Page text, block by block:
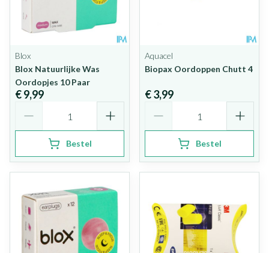
Blox
Blox Natuurlijke Was
Oordopjes 10 Paar
€ 9,99
Bestel
Aquacel
Biopax Oordoppen Chutt 4
€ 3,99
Bestel